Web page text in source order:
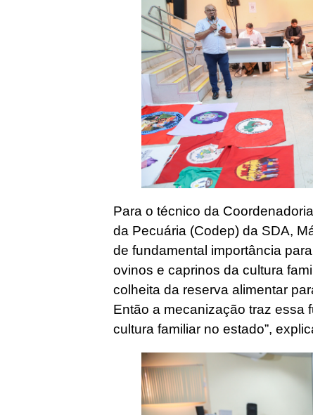
Para o técnico da
da Pecuária (Codep) da SDA,
de fundamental importância
ovinos e caprinos da cultura
colheita da reserva alimentar
Então a mecanização traz essa
cultura familiar no estado”,